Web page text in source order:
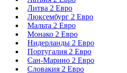
Литва 2 Евро
Люксембург 2 Евро
Мальта 2 Евро
Монако 2 Евро
Нидерланды 2 Евро
Португалия 2 Евро
Сан-Марино 2 Евро
Словакия 2 Евро